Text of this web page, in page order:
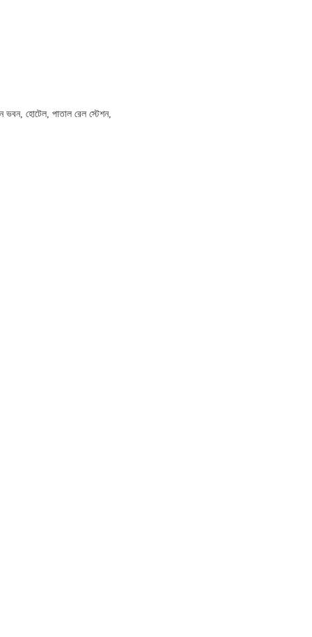
ভবন, হোটেল, পাতাল রেল স্টেশন,